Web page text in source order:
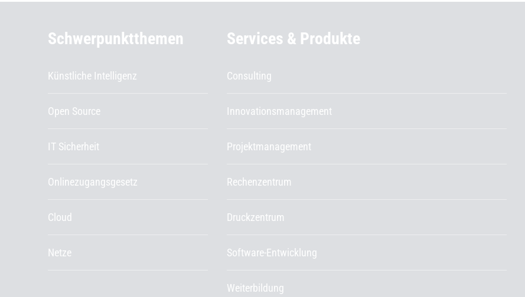
Schwerpunktthemen
Künstliche Intelligenz
Open Source
IT Sicherheit
Onlinezugangsgesetz
Cloud
Netze
Services & Produkte
Consulting
Innovationsmanagement
Projektmanagement
Rechenzentrum
Druckzentrum
Software-Entwicklung
Weiterbildung